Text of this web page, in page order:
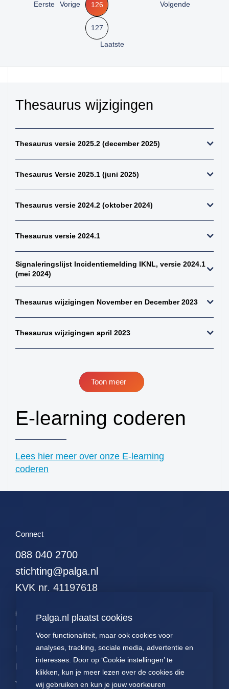
Palga.nl plaatst cookies
Voor functionaliteit, maar ook cookies voor
analyses, tracking, sociale media, advertentie en
interesses. Door op ‘Cookie instellingen’ te
klikken, kun je meer lezen over de cookies die
wij gebruiken en kun je jouw voorkeuren
kiemcel-tumoren
bovenste extremiteit
37. alle (primaire)
tumoren (inclusief bot
en kraakbeen
maligne bottumoren
39. alle
osteosarcomen
41. hersenen totaal
42. ruggenmerg totaal
meningen en
44. alle gliomen
47. alle
ependymomen
oligodendroglioom
49. alle maligne
50. alle non-hodgkins
56. alle wormen
57. alle hormonen
58. alle
hormoonpreparaten
59. alle neuro-
endocrienen
Eerste Vorige 126
127
Volgende
Laatste
Thesaurus wijzigingen
Thesaurus versie 2025.2 (december 2025)
Thesaurus Versie 2025.1 (juni 2025)
Thesaurus versie 2024.2 (oktober 2024)
Thesaurus versie 2024.1
Signaleringslijst Incidentiemelding IKNL, versie 2024.1
(mei 2024)
Thesaurus wijzigingen November en December 2023
Thesaurus wijzigingen april 2023
Toon meer
E-learning coderen
Lees hier meer over onze E-learning
coderen
Connect
088 040 2700
stichting@palga.nl
KVK nr. 41197618
Palga links
Impact
Data
Voor
Contact
Over ons
FAQ
Presentaties
Voor patiënten
Jaarverslagen